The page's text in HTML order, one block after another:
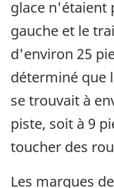
glace n'étaient
gauche et le
d'environ 25
déterminé que
se trouvait à
piste, soit à 9
toucher des
Les marques